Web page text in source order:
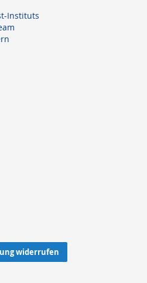
Instituts
widerrufen